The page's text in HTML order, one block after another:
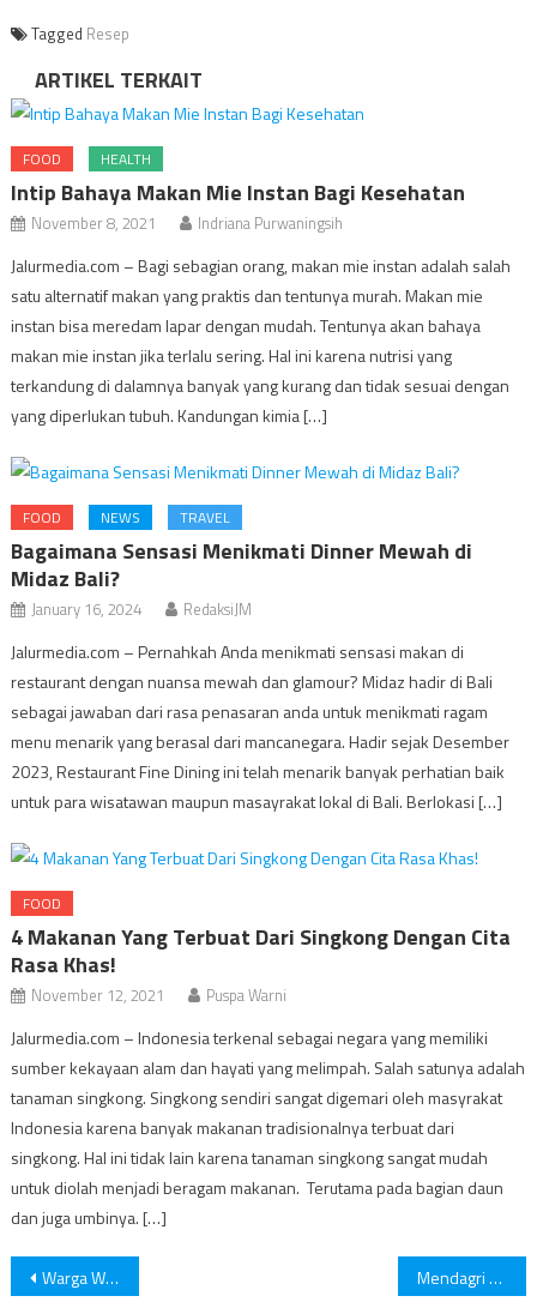
Tagged Resep
ARTIKEL TERKAIT
FOOD HEALTH
Intip Bahaya Makan Mie Instan Bagi Kesehatan
November 8, 2021 Indriana Purwaningsih
Jalurmedia.com – Bagi sebagian orang, makan mie instan adalah salah
satu alternatif makan yang praktis dan tentunya murah. Makan mie
instan bisa meredam lapar dengan mudah. Tentunya akan bahaya
makan mie instan jika terlalu sering. Hal ini karena nutrisi yang
terkandung di dalamnya banyak yang kurang dan tidak sesuai dengan
yang diperlukan tubuh. Kandungan kimia […]
FOOD NEWS TRAVEL
Bagaimana Sensasi Menikmati Dinner Mewah di
Midaz Bali?
January 16, 2024 RedaksiJM
Jalurmedia.com – Pernahkah Anda menikmati sensasi makan di
restaurant dengan nuansa mewah dan glamour? Midaz hadir di Bali
sebagai jawaban dari rasa penasaran anda untuk menikmati ragam
menu menarik yang berasal dari mancanegara. Hadir sejak Desember
2023, Restaurant Fine Dining ini telah menarik banyak perhatian baik
untuk para wisatawan maupun masayrakat lokal di Bali. Berlokasi […]
FOOD
4 Makanan Yang Terbuat Dari Singkong Dengan Cita
Rasa Khas!
November 12, 2021 Puspa Warni
Jalurmedia.com – Indonesia terkenal sebagai negara yang memiliki
sumber kekayaan alam dan hayati yang melimpah. Salah satunya adalah
tanaman singkong. Singkong sendiri sangat digemari oleh masyrakat
Indonesia karena banyak makanan tradisionalnya terbuat dari
singkong. Hal ini tidak lain karena tanaman singkong sangat mudah
untuk diolah menjadi beragam makanan. Terutama pada bagian daun
dan juga umbinya. […]
Post
Warga Waswas Reklame Nyaris Copot di Akses UI Depok Mendagri Tito Sebut Mualem Tak Tahu soal Surat Bantuan ke PBB